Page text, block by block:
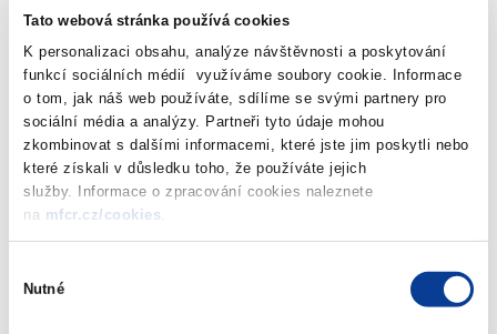
Tato webová stránka používá cookies
K personalizaci obsahu, analýze návštěvnosti a poskytování
funkcí sociálních médií využíváme soubory cookie. Informace
o tom, jak náš web používáte, sdílíme se svými partnery pro
sociální média a analýzy. Partneři tyto údaje mohou
zkombinovat s dalšími informacemi, které jste jim poskytli nebo
které získali v důsledku toho, že používáte jejich
služby. Informace o zpracování cookies naleznete
na mfcr.cz/cookies
souhlasu
Nutné
Pro úplnost vysvětlujeme, z jakého důvodu není možné uplatnit
sníženou sazbu DPH na pivo, které není prodáváno v rámci
poskytování stravovací služby, ale jako tzv. dodání zboží:
Do snížené sazby DPH 10 % bude nově od 1. května spadat
položka „stravovací služba a podávání nápojů včetně točeného
piva“. Pokud tak zákazník v rámci „restauračních služeb“ požívá
budou nově v sazbě 10 %. Stále přitom platí, že musí být naplněna